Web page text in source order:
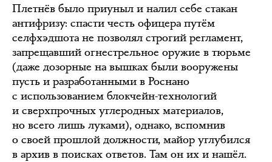
Плетнёв было приуныл и налил себе стакан
антифризу: спасти честь офицера путём
селфхэдшота не позволял строгий регламент,
запрещавший огнестрельное оружие в тюрьме
(даже дозорные на вышках были вооружены
пусть и разработанными в Роснано
с использованием блокчейн-технологий
и сверхпрочных углеродных материалов,
но всего лишь луками), однако, вспомнив
о своей прошлой должности, майор углубился
в архив в поисках ответов. Там он их и нашёл.